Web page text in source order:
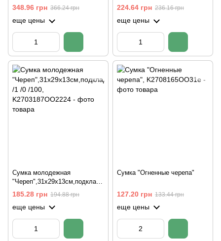
лак,подклад J.Otten /1 /0
348.96 грн 366.24 грн
еще цены
подклад J.Otten /1 /0
224.64 грн 236.16 грн
еще цены
Сумка молодежная
"Череп",31х29х13см,подклад,
молния,хлопок /1 /0 /100
185.28 грн 194.88 грн
еще цены
Сумка "Огненные черепа"
127.20 грн 133.44 грн
еще цены